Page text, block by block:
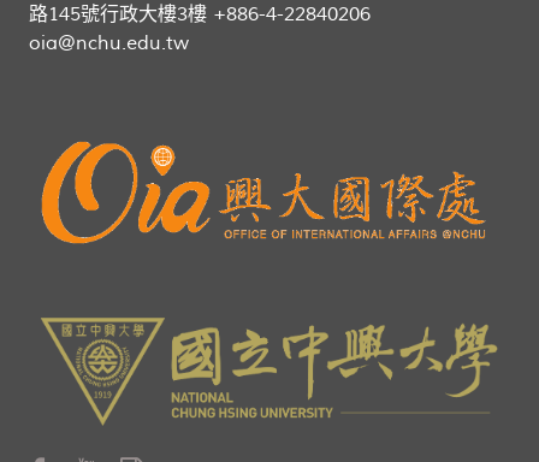
路145號行政大樓3樓 +886-4-22840206
oia@nchu.edu.tw